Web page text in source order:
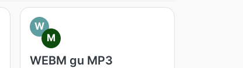
W
M
WEBM gu MP3